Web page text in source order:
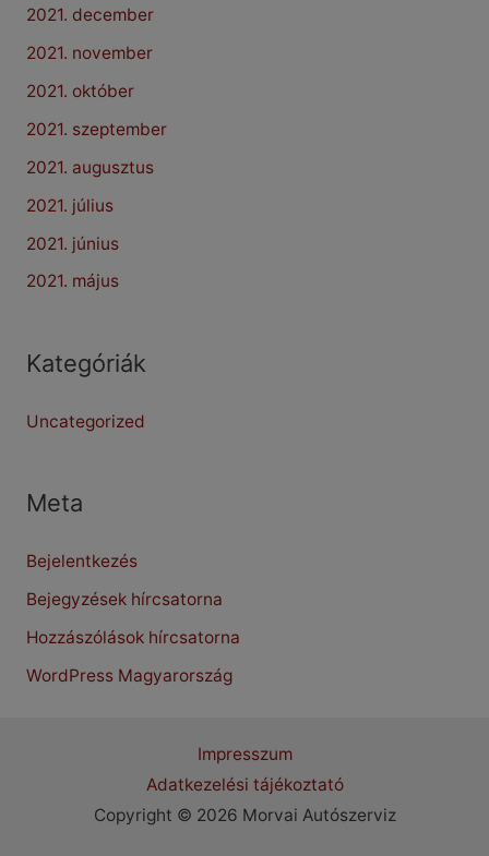
2021. december
2021. november
2021. október
2021. szeptember
2021. augusztus
2021. július
2021. június
2021. május
Kategóriák
Uncategorized
Meta
Bejelentkezés
Bejegyzések hírcsatorna
Hozzászólások hírcsatorna
WordPress Magyarország
Impresszum
Adatkezelési tájékoztató
Copyright © 2026 Morvai Autószerviz